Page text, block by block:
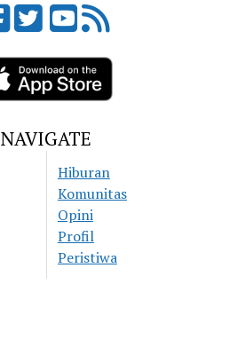
NAVIGATE
Hiburan
Komunitas
Opini
Profil
Peristiwa